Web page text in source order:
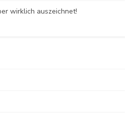
wirklich auszeichnet!